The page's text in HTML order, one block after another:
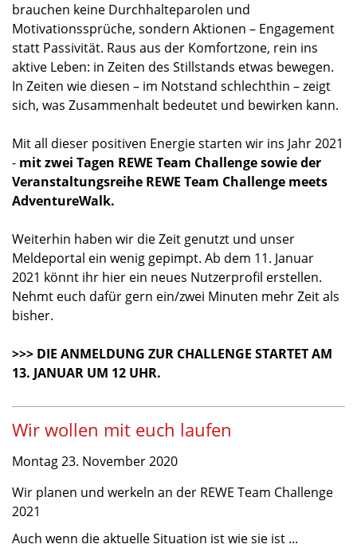
brauchen keine Durchhalteparolen und
Motivationssprüche, sondern Aktionen – Engagement
statt Passivität. Raus aus der Komfortzone, rein ins
aktive Leben: in Zeiten des Stillstands etwas bewegen.
In Zeiten wie diesen – im Notstand schlechthin – zeigt
sich, was Zusammenhalt bedeutet und bewirken kann.
Mit all dieser positiven Energie starten wir ins Jahr 2021
- mit zwei Tagen REWE Team Challenge sowie der
Veranstaltungsreihe REWE Team Challenge meets
AdventureWalk.
Weiterhin haben wir die Zeit genutzt und unser
Meldeportal ein wenig gepimpt. Ab dem 11. Januar
2021 könnt ihr hier ein neues Nutzerprofil erstellen.
Nehmt euch dafür gern ein/zwei Minuten mehr Zeit als
bisher.
>>> DIE ANMELDUNG ZUR CHALLENGE STARTET AM
13. JANUAR UM 12 UHR.
Wir wollen mit euch laufen
Montag 23. November 2020
Wir planen und werkeln an der REWE Team Challenge
2021
Auch wenn die aktuelle Situation ist wie sie ist ...